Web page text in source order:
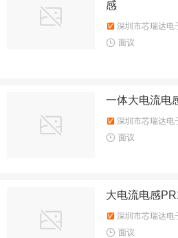
感
深圳市芯瑞达电
面议
一体大电流电
深圳市芯瑞达电
面议
大电流电感
深圳市芯瑞达电
面议